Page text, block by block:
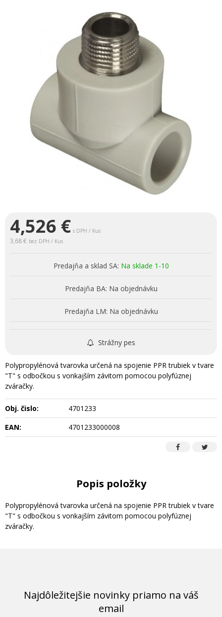
4,526 € s DPH / Kus
3,68 € bez DPH / Kus
Predajňa a sklad SA: Na sklade 1-10
Predajňa BA: Na objednávku
Predajňa LM: Na objednávku
Strážny pes
Polypropylénová tvarovka určená na spojenie PPR trubiek v tvare
"T" s odbočkou s vonkajším závitom pomocou polyfúznej
zváračky.
Obj. čislo:
4701233
EAN:
4701233000008
Popis položky
Polypropylénová tvarovka určená na spojenie PPR trubiek v tvare
"T" s odbočkou s vonkajším závitom pomocou polyfúznej
zváračky.
Najdôležitejšie novinky priamo na váš
email